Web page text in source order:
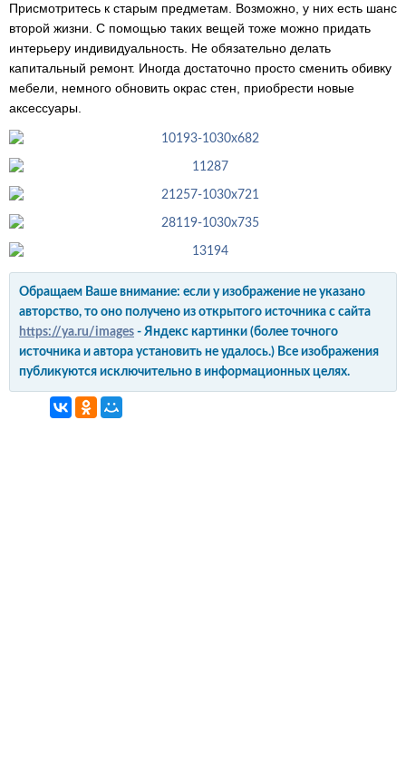
Присмотритесь к старым предметам. Возможно, у них есть шанс
второй жизни. С помощью таких вещей тоже можно придать
интерьеру индивидуальность. Не обязательно делать
капитальный ремонт. Иногда достаточно просто сменить обивку
мебели, немного обновить окрас стен, приобрести новые
аксессуары.
Обращаем Ваше внимание: если у изображение не указано
авторство, то оно получено из открытого источника с сайта
https://ya.ru/images - Яндекс картинки (более точного
источника и автора установить не удалось.) Все изображения
публикуются исключительно в информационных целях.